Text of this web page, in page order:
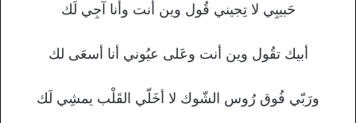
حَبيبِي لا تِجيني قُول وين أنت وأنا آجِي لَك
أبيك تقُول وين أنت وعَلى عيُوني أنا أسعَى لك
ورَبّي فُوق رُوس الشّوك لا أخَلّي القَلْب يمشِي لَك